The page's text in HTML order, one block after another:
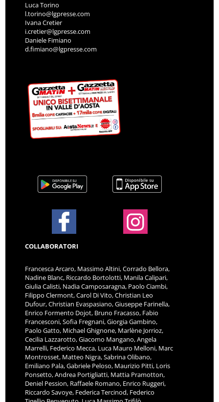
Luca Torino
l.torino@lgpresse.com
Ivana Cretier
i.cretier@lgpresse.com
Daniele Fimiano
d.fimiano@lgpresse.com
COLLABORATORI
Francesca Arcaro, Massimo Altini, Corrado Bellora,
Nadine Blanc, Riccardo Bortolotti, Manila Calipari,
Giulia Calisti, Nadia Camposaragna, Paolo Ciambi,
Filippo Clermont, Carol Di Vito, Christian Leo
Dufour, Christian Evaspasiano, Giuseppe Farinella,
Enrico Formento Dojot, Bruno Fracasso, Fabio
Francesconi, Sofia Fregnani, Giorgia Gambino,
Paolo Gatto, Michael Ghignone, Marlène Jorrioz,
Cecilia Lazzarotto, Giacomo Mangano, Angela
Marrelli, Federico Mecca, Luca Mauro Melloni, Marc
Montrosset, Matteo Nigra, Sabrina Olibano,
Emiliano Pala, Gabriele Peloso, Maurizio Pitti, Loris
Ponsetto, Andrea Portigliatti, Mattia Pramotton,
Deniel Pession, Raffaele Romano, Enrico Ruggeri,
Riccardo Savoye, Federica Tercinod, Federico